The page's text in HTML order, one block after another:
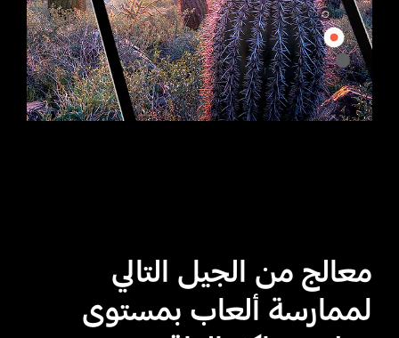
معالج من الجيل التالي
لممارسة ألعاب بمستوى